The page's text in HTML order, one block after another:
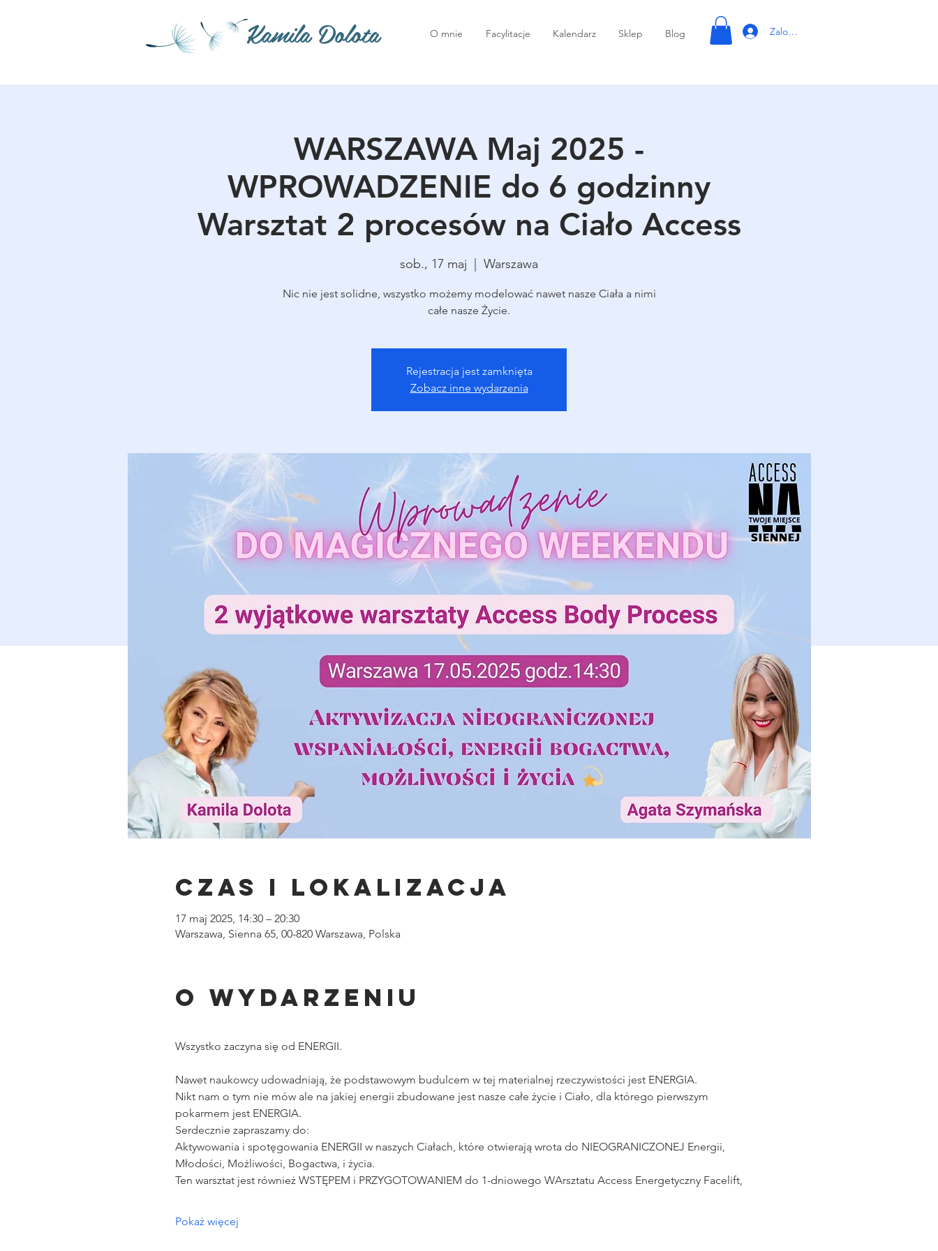
Kamila Dolota O mnie Facylitacje Kalendarz Sklep Blog Zaloguj się
WARSZAWA Maj 2025 -
WPROWADZENIE do 6 godzinny
Warsztat 2 procesów na Ciało Access
sob., 17 maj
  |
Warszawa
Nic nie jest solidne, wszystko możemy modelować nawet nasze Ciała a nimi
całe nasze Życie.
Rejestracja jest zamknięta
Zobacz inne wydarzenia
Czas i lokalizacja
17 maj 2025, 14:30 – 20:30
Warszawa, Sienna 65, 00-820 Warszawa, Polska
O wydarzeniu
Wszystko zaczyna się od ENERGII.
Nawet naukowcy udowadniają, że podstawowym budulcem w tej materialnej rzeczywistości jest ENERGIA.
Nikt nam o tym nie mów ale na jakiej energii zbudowane jest nasze całe życie i Ciało, dla którego pierwszym
pokarmem jest ENERGIA.
Serdecznie zapraszamy do:
Aktywowania i spotęgowania ENERGII w naszych Ciałach, które otwierają wrota do NIEOGRANICZONEJ Energii,
Młodości, Możliwości, Bogactwa, i życia.
Ten warsztat jest również WSTĘPEM i PRZYGOTOWANIEM do 1-dniowego WArsztatu Access Energetyczny Facelift,
Pokaż więcej